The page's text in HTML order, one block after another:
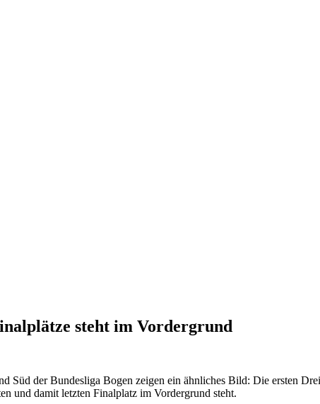
steht im Vordergrund
Süd der Bundesliga Bogen zeigen ein ähnliches Bild: Die ersten
und damit letzten Finalplatz im Vordergrund steht.